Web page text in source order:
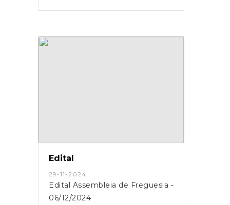
Edital
29-11-2024
Edital Assembleia de Freguesia -
06/12/2024